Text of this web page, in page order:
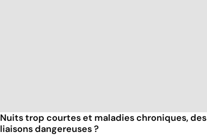
Nuits trop courtes et maladies chroniques, des
liaisons dangereuses ?